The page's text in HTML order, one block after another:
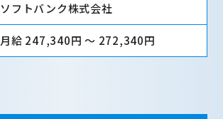
ソフトバンク株式会社
月給 247,340円 〜 272,340円